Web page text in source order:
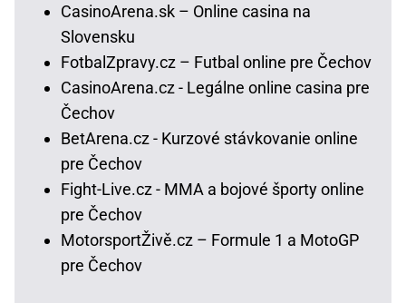
CasinoArena.sk – Online casina na
Slovensku
FotbalZpravy.cz – Futbal online pre Čechov
CasinoArena.cz - Legálne online casina pre
Čechov
BetArena.cz - Kurzové stávkovanie online
pre Čechov
Fight-Live.cz - MMA a bojové športy online
pre Čechov
MotorsportŽivě.cz – Formule 1 a MotoGP
pre Čechov